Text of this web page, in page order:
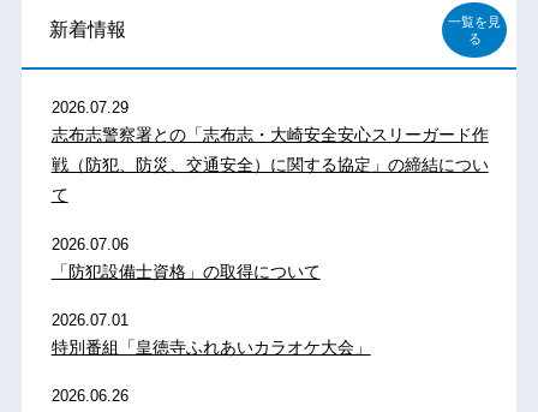
新着情報
一覧を見
る
2026.07.29
志布志警察署との「志布志・大崎安全安心スリーガード作
戦（防犯、防災、交通安全）に関する協定」の締結につい
て
2026.07.06
「防犯設備士資格」の取得について
2026.07.01
特別番組「皇徳寺ふれあいカラオケ大会」
2026.06.26